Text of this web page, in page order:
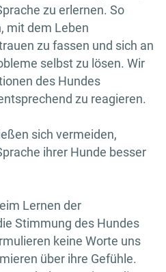
zu erlernen. So
mit dem Leben
zu fassen und sich an
selbst zu lösen. Wir
des Hundes
zu reagieren.
sich vermeiden,
ihrer Hunde besser
Lernen der
Stimmung des Hundes
keine Worte uns
über ihre Gefühle.